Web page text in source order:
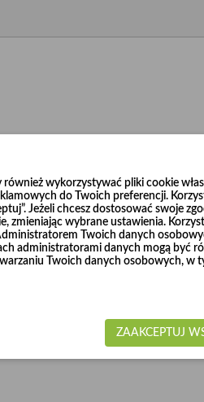
wykorzystywać pliki cookie
do Twoich preferencji.
Jeżeli chcesz dostosować swoje
zmieniając wybrane ustawienia.
Twoich danych
administratorami danych mogą być
Twoich danych osobowych, w
ZAAKCEPTUJ